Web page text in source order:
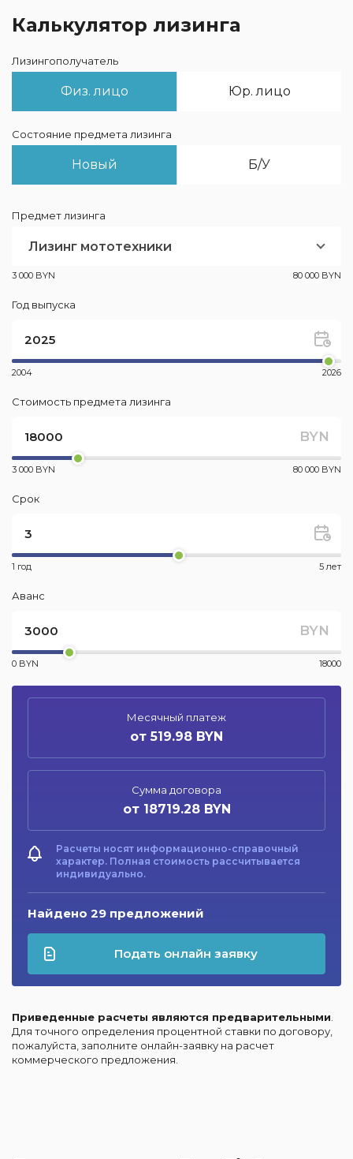
Калькулятор лизинга
Лизингополучатель
Физ. лицо Юр. лицо
Состояние предмета лизинга
Новый Б/У
Предмет лизинга
Лизинг мототехники
3 000 BYN 80 000 BYN
Год выпуска
2004 2026
Стоимость предмета лизинга
BYN
3 000 BYN 80 000 BYN
Срок
1 год 5 лет
Аванс
BYN
0 BYN 18000
Месячный платеж
от 519.98 BYN
Сумма договора
от 18719.28 BYN
Расчеты носят информационно-справочный
характер. Полная стоимость рассчитывается
индивидуально.
Найдено 29 предложений
Подать онлайн заявку
Приведенные расчеты являются предварительными.
Для точного определения процентной ставки по договору,
пожалуйста, заполните онлайн-заявку на расчет
коммерческого предложения.